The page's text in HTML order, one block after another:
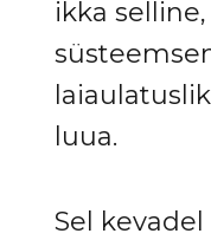
ikka
luua.
Sel